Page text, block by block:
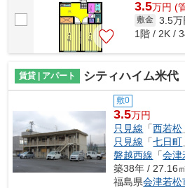
3.5万円 (
敷金 3.5万
1階 / 2K /
賃貸 | アパート シティハイム米代
敷0
3.5万円
只見線 「西若松
只見線 「七日町
磐越西線 「会津
築38年 / 27.16
福島県会津若松